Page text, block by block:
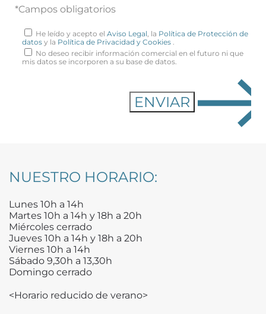
*Campos obligatorios
He leído y acepto el Aviso Legal , la Política de Protección de
datos y la Política de Privacidad y Cookies
No deseo recibir información comercial en el futuro ni que
mis datos se incorporen a su base de datos.
NUESTRO HORARIO:
Lunes 10h a 14h
Martes 10h a 14h y 18h a 20h
Miércoles cerrado
Jueves 10h a 14h y 18h a 20h
Viernes 10h a 14h
Sábado 9,30h a 13,30h
Domingo cerrado
<Horario reducido de verano>